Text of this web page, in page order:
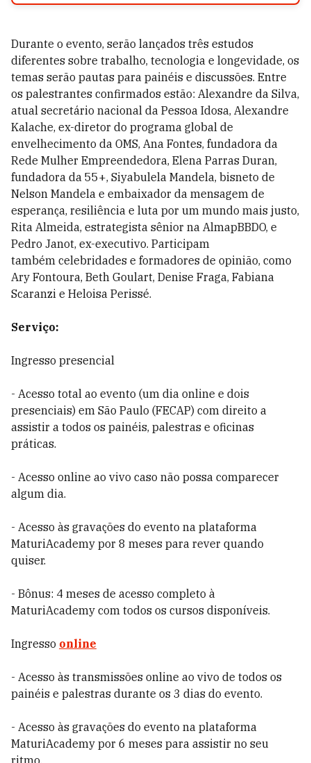
Durante o evento, serão lançados três estudos
diferentes sobre trabalho, tecnologia e longevidade, os
temas serão pautas para painéis e discussões. Entre
os palestrantes confirmados estão: Alexandre da Silva,
atual secretário nacional da Pessoa Idosa, Alexandre
Kalache, ex-diretor do programa global de
envelhecimento da OMS, Ana Fontes, fundadora da
Rede Mulher Empreendedora, Elena Parras Duran,
fundadora da 55+, Siyabulela Mandela, bisneto de
Nelson Mandela e embaixador da mensagem de
esperança, resiliência e luta por um mundo mais justo,
Rita Almeida, estrategista sênior na AlmapBBDO, e
Pedro Janot, ex-executivo. Participam
também celebridades e formadores de opinião, como
Ary Fontoura, Beth Goulart, Denise Fraga, Fabiana
Scaranzi e Heloisa Perissé.
Serviço:
Ingresso presencial
- Acesso total ao evento (um dia online e dois
presenciais) em São Paulo (FECAP) com direito a
assistir a todos os painéis, palestras e oficinas
práticas.
- Acesso online ao vivo caso não possa comparecer
algum dia.
- Acesso às gravações do evento na plataforma
MaturiAcademy por 8 meses para rever quando
quiser.
- Bônus: 4 meses de acesso completo à
MaturiAcademy com todos os cursos disponíveis.
Ingresso online
- Acesso às transmissões online ao vivo de todos os
painéis e palestras durante os 3 dias do evento.
- Acesso às gravações do evento na plataforma
MaturiAcademy por 6 meses para assistir no seu
ritmo.